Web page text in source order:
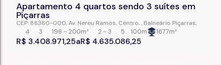
Apartamento 4 quartos sendo 3 suítes em
Piçarras
R$ 3.408.971,25 R$ 4.635.086,25
CEP: 88380-000,Av. Nereu Ramos, Centro , Balneário Piçarras,
Santa Catarina,Brasil
4 5
196 ~ 200m²
3 2 ~ 3 100m 1677m²